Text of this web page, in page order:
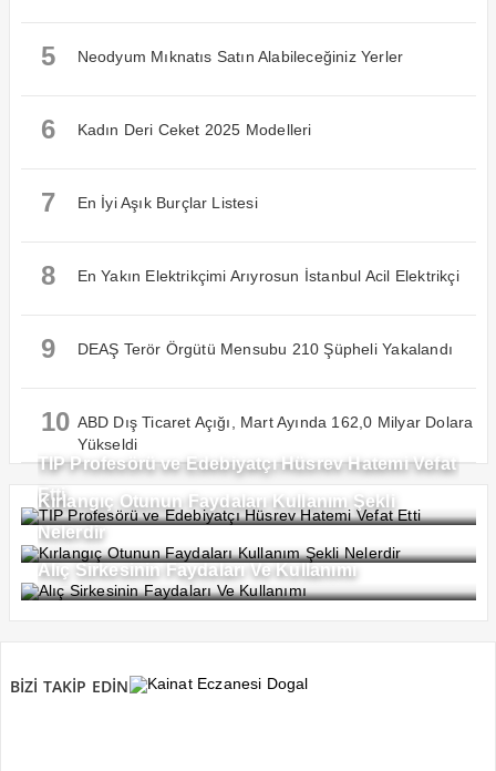
5 Neodyum Mıknatıs Satın Alabileceğiniz Yerler
6 Kadın Deri Ceket 2025 Modelleri
7 En İyi Aşık Burçlar Listesi
8 En Yakın Elektrikçimi Arıyrosun İstanbul Acil Elektrikçi
9 DEAŞ Terör Örgütü Mensubu 210 Şüpheli Yakalandı
10 ABD Dış Ticaret Açığı, Mart Ayında 162,0 Milyar Dolara
Yükseldi
TIP Profesörü ve Edebiyatçı Hüsrev Hatemi Vefat
Etti
Kırlangıç Otunun Faydaları Kullanım Şekli
Nelerdir
Alıç Sirkesinin Faydaları Ve Kullanımı
BİZİ TAKİP EDİN